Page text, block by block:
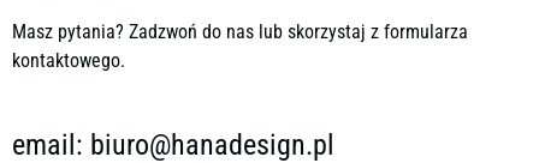
Masz pytania? Zadzwoń do nas lub skorzystaj z formularza
kontaktowego.
email: biuro@hanadesign.pl